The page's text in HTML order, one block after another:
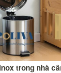
trong nhà